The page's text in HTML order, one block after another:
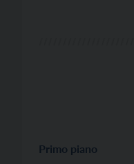
Primo piano